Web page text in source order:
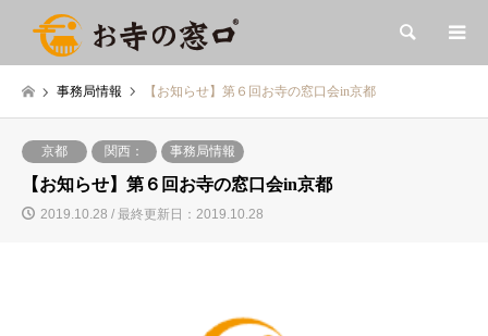
検索
事務局情報 【お知らせ】第６回お寺の窓口会in京都
京都 関西： 事務局情報
【お知らせ】第６回お寺の窓口会in京都
2019.10.28 / 最終更新日：2019.10.28